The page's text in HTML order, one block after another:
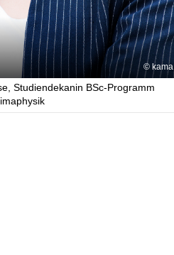
kama
Studiendekanin BSc-Programm